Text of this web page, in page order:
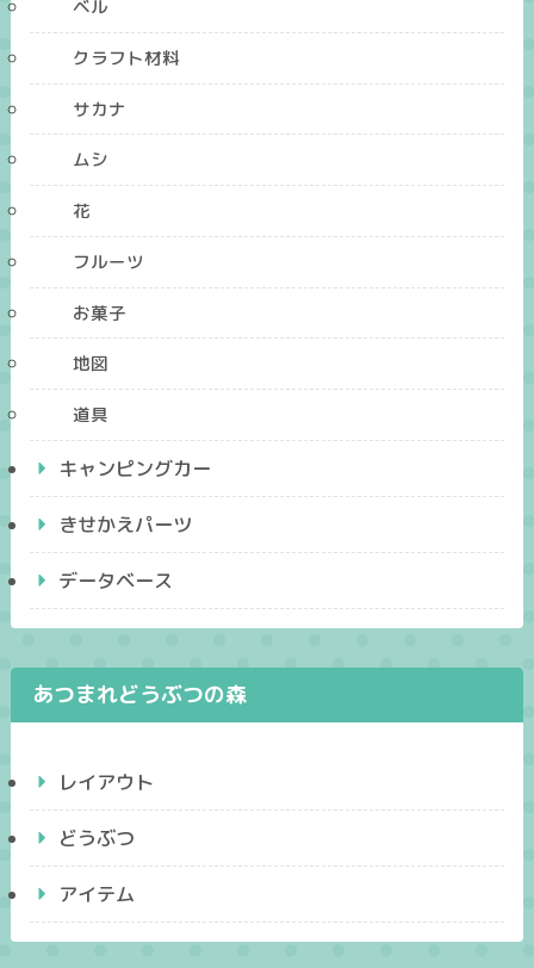
ベル
クラフト材料
サカナ
ムシ
花
フルーツ
お菓子
地図
道具
キャンピングカー
きせかえパーツ
データベース
あつまれどうぶつの森
レイアウト
どうぶつ
アイテム